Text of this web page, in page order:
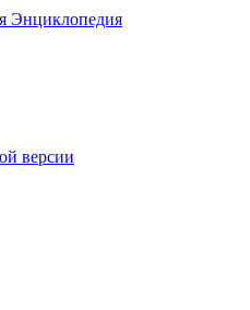
Энциклопедия
версии